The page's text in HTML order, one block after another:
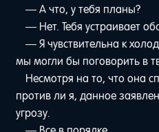
— А что, у тебя планы?
— Нет. Тебя устраивает
— Я чувствительна к
мы могли бы поговорить в
Несмотря на то, что она
против ли я, данное
угрозу.